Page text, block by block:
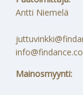
Antti Niemelä
Mainosmyynti: